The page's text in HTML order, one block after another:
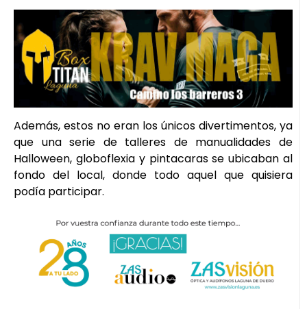
Además, estos no eran los únicos divertimentos, ya
que una serie de talleres de manualidades de
Halloween, globoflexia y pintacaras se ubicaban al
fondo del local, donde todo aquel que quisiera
podía participar.